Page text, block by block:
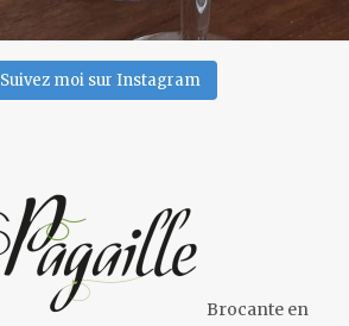
Suivez moi sur Instagram
Brocante en